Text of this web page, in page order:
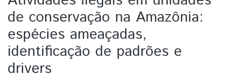
de conservação na Amazônia:
espécies ameaçadas,
identificação de padrões e
drivers